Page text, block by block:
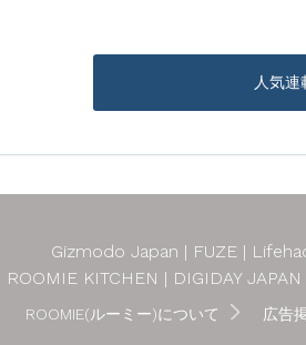
人気
Gizmodo Japan FUZE
ROOMIE KITCHEN DIGIDAY JAPAN
ROOMIE(ルーミー)について 広告